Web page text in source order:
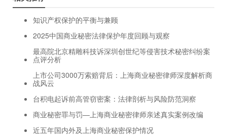
知识产权保护的平衡与兼顾
2025中国商业秘密法律保护年度回顾与观察
最高院北京精雕科技诉深圳创世纪等侵害技术秘密纠纷案
点评分析
上市公司3000万索赔背后：上海商业秘密律师深度解析商
战风云
台积电起诉前高管窃密案：法律剖析与风险防范洞察
商业秘密罪与罚—上海商业秘密律师亲述真实案例改编
近五年国内外及上海商业秘密保护情况